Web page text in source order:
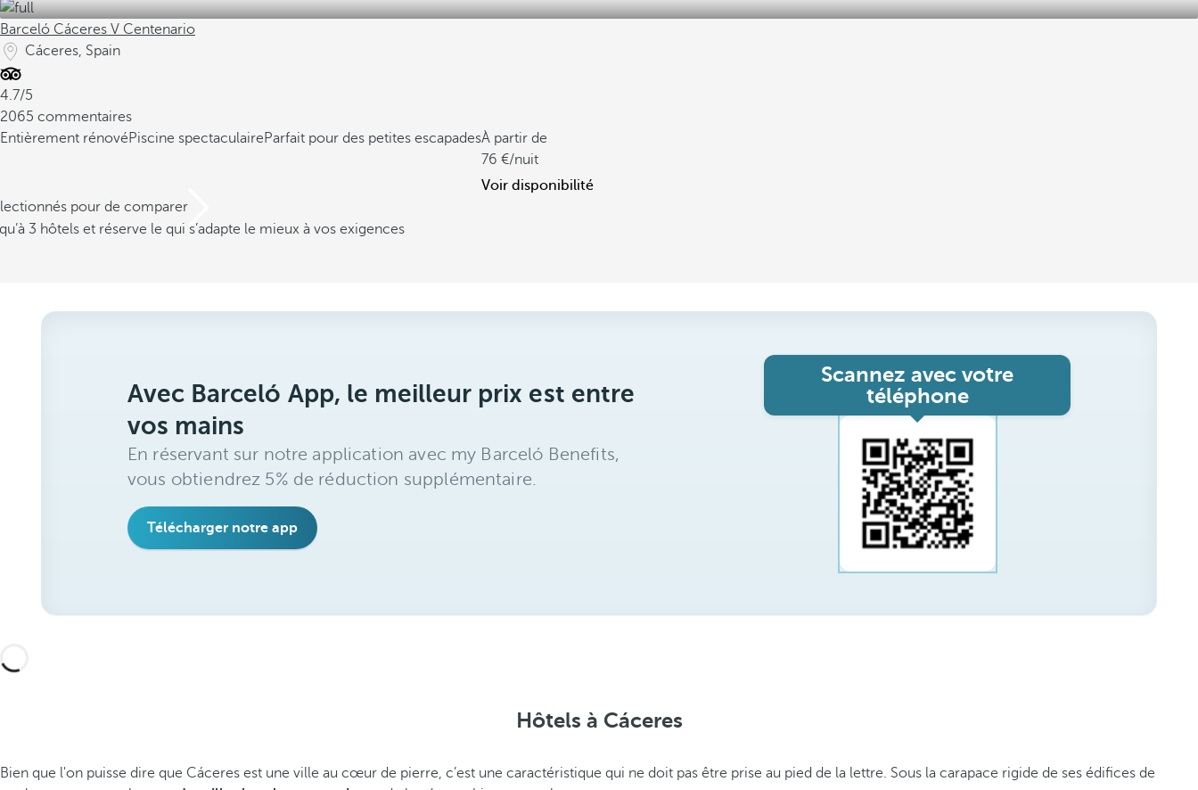
Barceló Cáceres V Centenario
Cáceres, Spain
4.7/5
2065 commentaires
Entièrement rénovéPiscine spectaculaireParfait pour des petites escapadesÀ partir de
76
/nuit
Voir disponibilité
pour de comparer
3 hôtels et réserve le qui s’adapte le mieux à vos exigences
Avec Barceló App, le meilleur prix est entre
vos mains
En réservant sur notre application avec my Barceló Benefits,
vous obtiendrez 5% de réduction supplémentaire.
Télécharger notre app
Scannez avec votre
téléphone
Hôtels à Cáceres
Bien que l'on puisse dire que Cáceres est une ville au cœur de pierre, c’est une caractéristique qui ne doit pas être prise au pied de la lettre. Sous la carapace rigide de ses édifices de